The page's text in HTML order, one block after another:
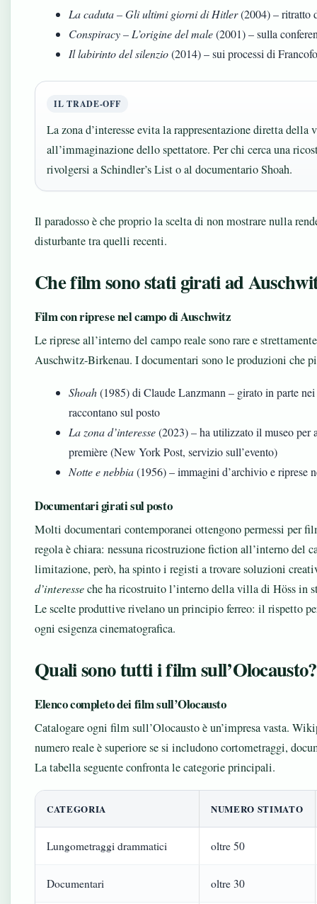
La caduta – Gli ultimi giorni di Hitler(2004) – ritratto
Conspiracy – L’origine del male(2001) – sulla
Il labirinto del silenzio(2014) – sui processi di
IL TRADE-OFF
La zona d’interesse evita la rappresentazione diretta
all’immaginazione dello spettatore. Per chi cerca una
rivolgersi a Schindler’s List o al documentario Shoah.
Il paradosso è che proprio la scelta di non mostrare nulla
disturbante tra quelli recenti.
Che film sono stati girati ad
Film con riprese nel campo di Auschwitz
Le riprese all’interno del campo reale sono rare e
Auschwitz-Birkenau. I documentari sono le produzioni che
Shoah(1985) di Claude Lanzmann – girato in parte
raccontano sul posto
La zona d’interesse(2023) – ha utilizzato il museo per
première (New York Post, servizio sull’evento)
Notte e nebbia(1956) – immagini d’archivio e riprese
Documentari girati sul posto
Molti documentari contemporanei ottengono permessi per
regola è chiara: nessuna ricostruzione fiction all’interno del
limitazione, però, ha spinto i registi a trovare soluzioni
d’interesseche ha ricostruito l’interno della villa di Höss in
Le scelte produttive rivelano un principio ferreo: il rispetto
ogni esigenza cinematografica.
Quali sono tutti i film sull’Olocausto?
Elenco completo dei film sull’Olocausto
Catalogare ogni film sull’Olocausto è un’impresa vasta.
numero reale è superiore se si includono cortometraggi,
La tabella seguente confronta le categorie principali.
CATEGORIA NUMERO STIMATO
Lungometraggi drammatici oltre 50
Documentari oltre 30